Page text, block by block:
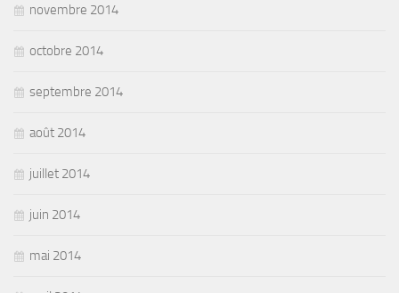
novembre 2014
octobre 2014
septembre 2014
août 2014
juillet 2014
juin 2014
mai 2014